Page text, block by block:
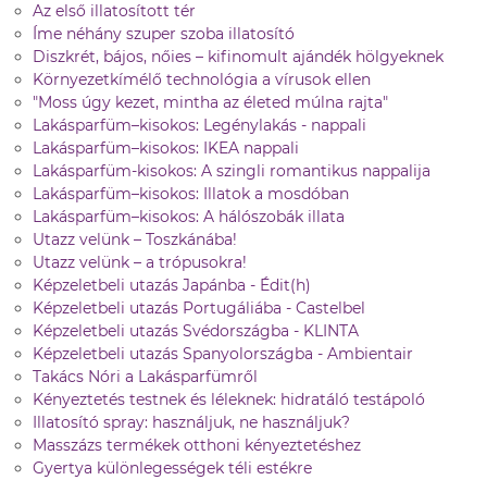
Az első illatosított tér
Íme néhány szuper szoba illatosító
Diszkrét, bájos, nőies – kifinomult ajándék hölgyeknek
Környezetkímélő technológia a vírusok ellen
"Moss úgy kezet, mintha az életed múlna rajta"
Lakásparfüm–kisokos: Legénylakás - nappali
Lakásparfüm–kisokos: IKEA nappali
Lakásparfüm-kisokos: A szingli romantikus nappalija
Lakásparfüm–kisokos: Illatok a mosdóban
Lakásparfüm–kisokos: A hálószobák illata
Utazz velünk – Toszkánába!
Utazz velünk – a trópusokra!
Képzeletbeli utazás Japánba - Édit(h)
Képzeletbeli utazás Portugáliába - Castelbel
Képzeletbeli utazás Svédországba - KLINTA
Képzeletbeli utazás Spanyolországba - Ambientair
Takács Nóri a Lakásparfümről
Kényeztetés testnek és léleknek: hidratáló testápoló
Illatosító spray: használjuk, ne használjuk?
Masszázs termékek otthoni kényeztetéshez
Gyertya különlegességek téli estékre